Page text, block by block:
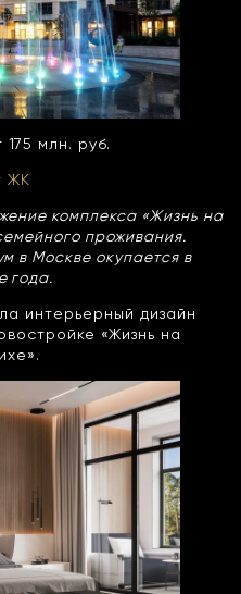
175 млн. руб.
ЖК
комплекса «Жизнь на
проживания.
в Москве окупается в
года.
интерьерный дизайн
«Жизнь на